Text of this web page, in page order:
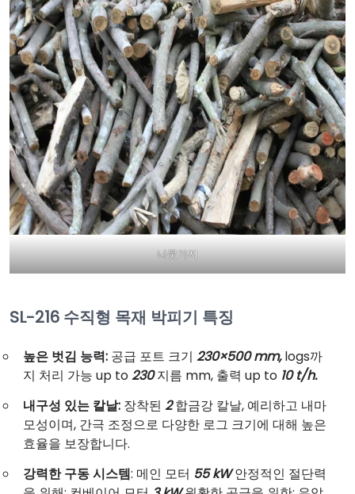
나뭇가지
SL-216 수직형 목재 박피기 특징
높은 벗김 능력: 공급 포트 크기 230×500 mm,logs까
지 처리 가능 up to230지름 mm, 출력 up to 10 t/h.
내구성 있는 칼날: 장착된 2합금강 칼날, 예리하고 내마
모성이며, 간극 조정으로 다양한 로그 크기에 대해 높은
효율을 보장합니다.
강력한 구동 시스템: 메인 모터 55 kW안정적인 절단력